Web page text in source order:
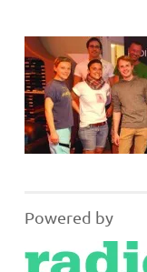
Powered by